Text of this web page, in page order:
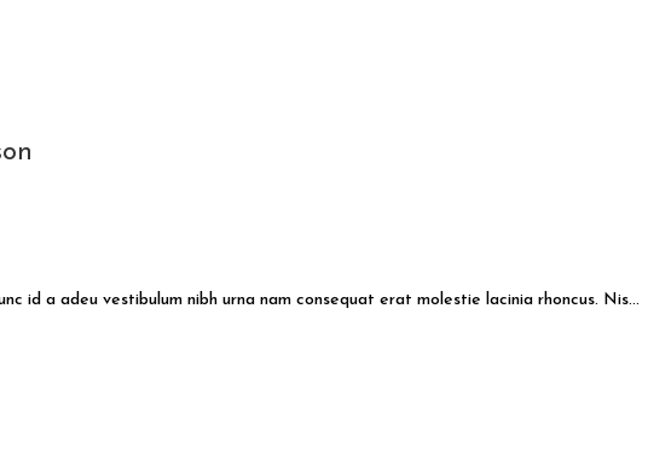
id a adeu vestibulum nibh urna nam consequat erat molestie lacinia rhoncus. Nis...